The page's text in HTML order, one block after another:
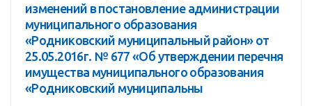
изменений в постановление администрации
муниципального образования
«Родниковский муниципальный район» от
25.05.2016г. № 677 «Об утверждении перечня
имущества муниципального образования
«Родниковский муниципальны